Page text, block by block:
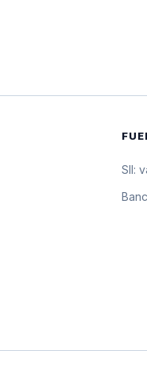
12.384,5 pesos por 10
SII: